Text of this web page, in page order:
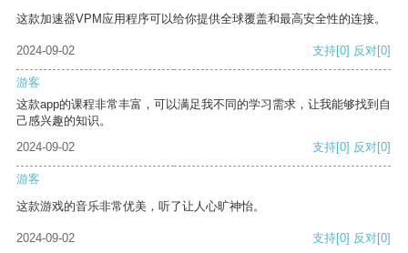
这款加速器VPM应用程序可以给你提供全球覆盖和最高安全性的连接。
2024-09-02 支持[0] 反对[0]
游客
这款app的课程非常丰富，可以满足我不同的学习需求，让我能够找到自
己感兴趣的知识。
2024-09-02
支持[0] 反对[0]
游客
这款游戏的音乐非常优美，听了让人心旷神怡。
2024-09-02 支持[0] 反对[0]